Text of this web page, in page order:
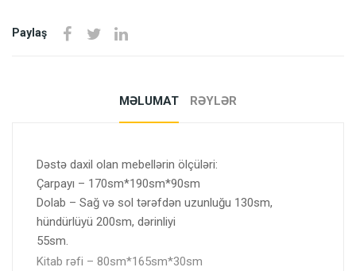
Paylaş
MƏLUMAT RƏYLƏR
Dəstə daxil olan mebellərin ölçüləri:
Çarpayı – 170sm*190sm*90sm
Dolab – Sağ və sol tərəfdən uzunluğu 130sm,
hündürlüyü 200sm, dərinliyi
55sm.
Kitab rəfi – 80sm*165sm*30sm